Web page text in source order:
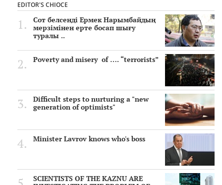
EDITOR'S CHIOCE
Сот белсенді Ермек Нарымбайдың
мерзімінен ерте босап шығу
туралы ..
Poverty and misery of …. “terrorists”
Difficult steps to nurturing a "new
generation of optimists"
Minister Lavrov knows who's boss
SCIENTISTS OF THE KAZNU ARE